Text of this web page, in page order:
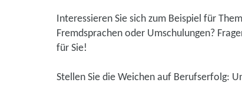
Interessieren Sie sich zum Beispiel für
Fremdsprachen oder Umschulungen?
für Sie!
Stellen Sie die Weichen auf Berufserfolg: